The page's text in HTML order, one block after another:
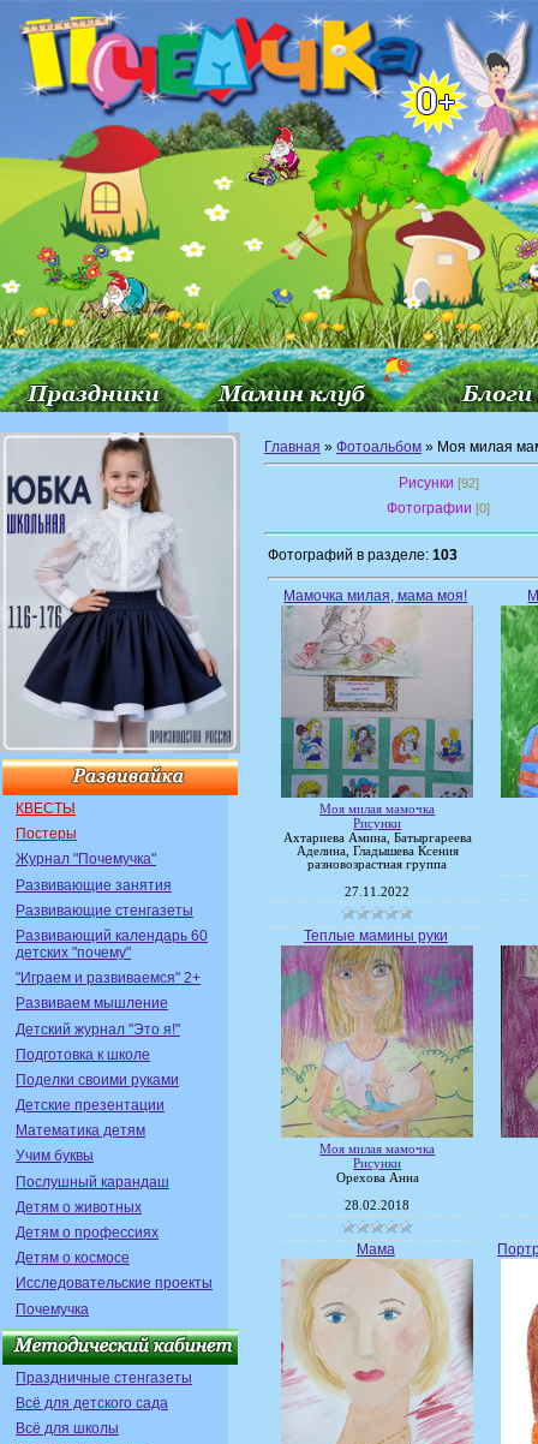
КВЕСТЫ
Постеры
Журнал "Почемучка"
Развивающие занятия
Развивающие стенгазеты
Развивающий календарь 60
детских "почему"
"Играем и развиваемся" 2+
Развиваем мышление
Детский журнал "Это я!"
Подготовка к школе
Поделки своими руками
Детские презентации
Математика детям
Учим буквы
Послушный карандаш
Детям о животных
Детям о профессиях
Детям о космосе
Исследовательские проекты
Почемучка
Праздничные стенгазеты
Всё для детского сада
Всё для школы
Главная » Фотоальбом » Моя милая
Рисунки [92]
Фотографии [0]
Фотографий в разделе: 103
Мамочка милая, мама моя!
Моя милая мамочка
Рисунки
Ахтариева Амина, Батыргареева
Аделина, Гладышева Ксения
разновозрастная группа
27.11.2022
Теплые мамины руки
Моя милая мамочка
Рисунки
Орехова Анна
28.02.2018
Мама